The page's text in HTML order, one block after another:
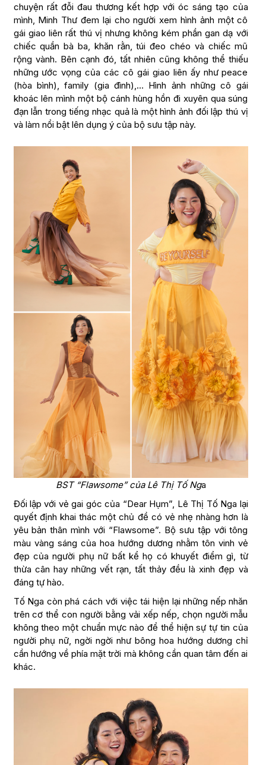
chuyện rất đỗi đau thương kết hợp với óc sáng tạo của
mình, Minh Thư đem lại cho người xem hình ảnh một cô
gái giao liên rất thú vị nhưng không kém phần gan dạ với
chiếc quần bà ba, khăn rằn, túi đeo chéo và chiếc mũ
rộng vành. Bên cạnh đó, tất nhiên cũng không thể thiếu
những ước vọng của các cô gái giao liên ấy như peace
(hòa bình), family (gia đình),… Hình ảnh những cô gái
khoác lên mình một bộ cánh hùng hồn đi xuyên qua súng
đạn lẫn trong tiếng nhạc quả là một hình ảnh đối lập thú vị
và làm nổi bật lên dụng ý của bộ sưu tập này.
BST “Flawsome” của Lê Thị Tố Nga
Đối lập với vẻ gai góc của “Dear Hụm”, Lê Thị Tố Nga lại
quyết định khai thác một chủ đề có vẻ nhẹ nhàng hơn là
yêu bản thân mình với “Flawsome”. Bộ sưu tập với tông
màu vàng sáng của hoa hướng dương nhằm tôn vinh vẻ
đẹp của người phụ nữ bất kể họ có khuyết điểm gì, từ
thừa cân hay những vết rạn, tất thảy đều là xinh đẹp và
đáng tự hào.
Tố Nga còn phá cách với việc tái hiện lại những nếp nhăn
trên cơ thể con người bằng vải xếp nếp, chọn người mẫu
không theo một chuẩn mực nào để thể hiện sự tự tin của
người phụ nữ, ngời ngời như bông hoa hướng dương chỉ
cần hướng về phía mặt trời mà không cần quan tâm đến ai
khác.